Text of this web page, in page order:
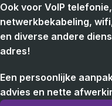
Ook voor VoIP
netwerkbekabeling,
en diverse andere
adres!
Een persoonlijke
advies en nette